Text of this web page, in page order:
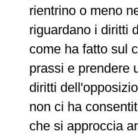
rientrino o meno
riguardano i diritti
come ha fatto sul
prassi e prendere
diritti
non ci ha
che si approccia